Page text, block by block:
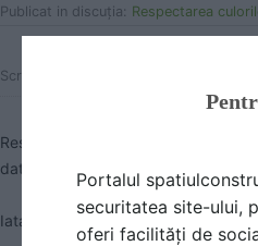
Publicat in discuţia: Respectarea
Scris la data:
Respectarea culorilor impuse de
datorita difuziei luminii, dar si a orei
Iata o solutie pentru a ne asigura
Portalul
securitatea site-ului,
oferi facilități de